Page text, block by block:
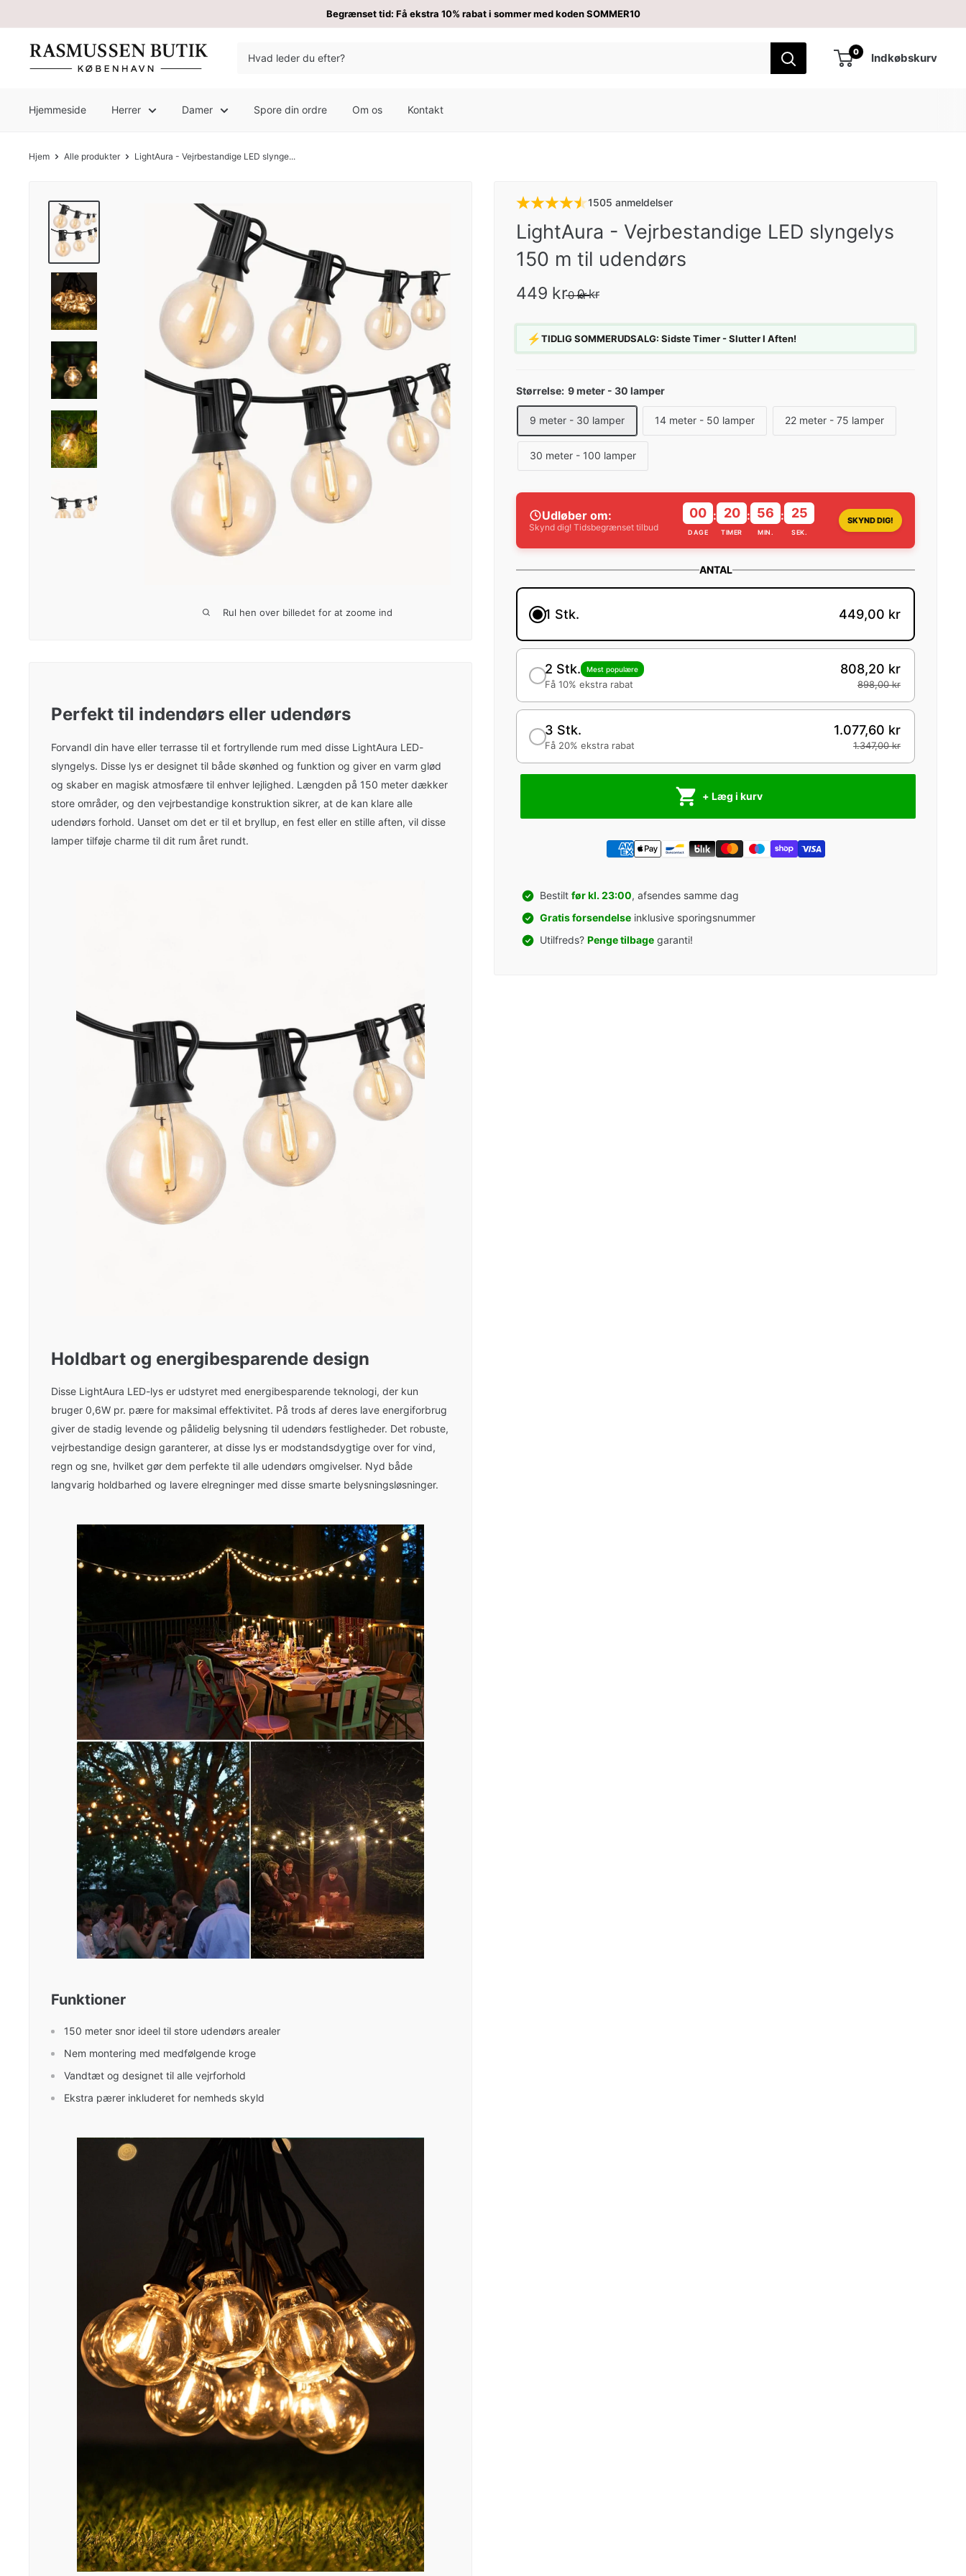
Begrænset tid: Få ekstra 10% rabat i sommer med koden SOMMER10
0 Indkøbskurv
Hjemmeside Herrer Damer Spore din ordre Om os Kontakt
Hjem Alle produkter LightAura - Vejrbestandige LED slynge...
Rul hen over billedet for at zoome ind
1505 anmeldelser
LightAura - Vejrbestandige LED slyngelys
150 m til udendørs
449 kr0 kr0 kr
⚡TIDLIG SOMMERUDSALG: Sidste Timer - Slutter I Aften!
Størrelse: 9 meter - 30 lamper
9 meter - 30 lamper 14 meter - 50 lamper 22 meter - 75 lamper
30 meter - 100 lamper
Udløber om:
Skynd dig! Tidsbegrænset tilbud
00
DAGE
: 20
TIMER
: 56
MIN.
: 23
SEK.
SKYND DIG!
ANTAL
1 Stk. 449,00 kr
2 Stk. Mest populære
Få 10% ekstra rabat
808,20 kr
898,00 kr
3 Stk.
Få 20% ekstra rabat
1.077,60 kr
1.347,00 kr
+ Læg i kurv
Bestilt før kl. 23:00, afsendes samme dag
Gratis forsendelseinklusive sporingsnummer
Utilfreds? Penge tilbagegaranti!
Perfekt til indendørs eller udendørs
Forvandl din have eller terrasse til et fortryllende rum med disse LightAura LED-
slyngelys. Disse lys er designet til både skønhed og funktion og giver en varm glød
og skaber en magisk atmosfære til enhver lejlighed. Længden på 150 meter dækker
store områder, og den vejrbestandige konstruktion sikrer, at de kan klare alle
udendørs forhold. Uanset om det er til et bryllup, en fest eller en stille aften, vil disse
lamper tilføje charme til dit rum året rundt.
Holdbart og energibesparende design
Disse LightAura LED-lys er udstyret med energibesparende teknologi, der kun
bruger 0,6W pr. pære for maksimal effektivitet. På trods af deres lave energiforbrug
giver de stadig levende og pålidelig belysning til udendørs festligheder. Det robuste,
vejrbestandige design garanterer, at disse lys er modstandsdygtige over for vind,
regn og sne, hvilket gør dem perfekte til alle udendørs omgivelser. Nyd både
langvarig holdbarhed og lavere elregninger med disse smarte belysningsløsninger.
Funktioner
150 meter snor ideel til store udendørs arealer
Nem montering med medfølgende kroge
Vandtæt og designet til alle vejrforhold
Ekstra pærer inkluderet for nemheds skyld